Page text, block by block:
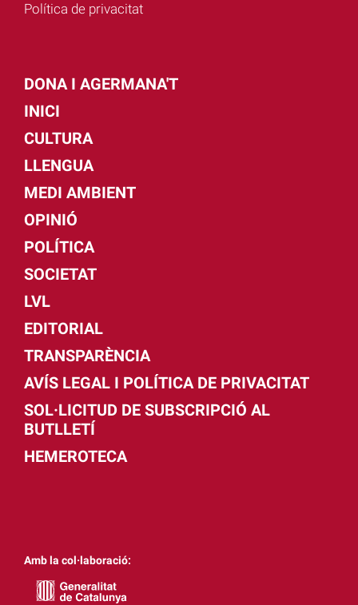
Política de privacitat
DONA I AGERMANA'T
INICI
CULTURA
LLENGUA
MEDI AMBIENT
OPINIÓ
POLÍTICA
SOCIETAT
LVL
EDITORIAL
TRANSPARÈNCIA
AVÍS LEGAL I POLÍTICA DE PRIVACITAT
SOL·LICITUD DE SUBSCRIPCIÓ AL
BUTLLETÍ
HEMEROTECA
Amb la col·laboració: